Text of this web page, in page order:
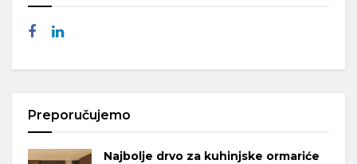
Preporučujemo
Najbolje drvo za kuhinjske ormariće